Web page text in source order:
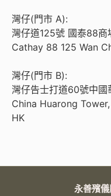
灣仔(門市 A):
灣仔道125號 國泰88商
Cathay 88 125 Wan
灣仔(門市 B):
灣仔告士打道60號中國
China Huarong
HK
永善殯